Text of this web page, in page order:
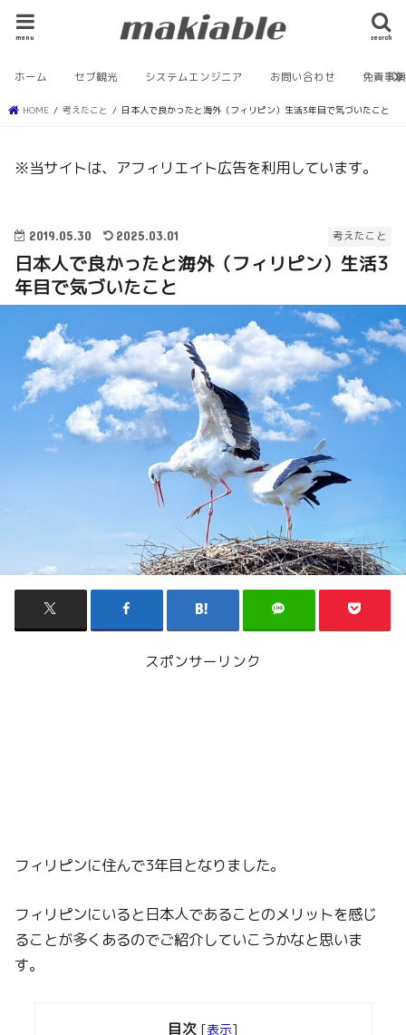
search
menu
ホーム セブ観光 システムエンジニア お問い合わせ 免責事項
HOME 考えたこと 日本人で良かったと海外（フィリピン）生活3年目で気づいたこと
※当サイトは、アフィリエイト広告を利用しています。
考えたこと
2019.05.30 2025.03.01
日本人で良かったと海外（フィリピン）生活3
年目で気づいたこと
スポンサーリンク
フィリピンに住んで3年目となりました。
フィリピンにいると日本人であることのメリットを感じ
ることが多くあるのでご紹介していこうかなと思いま
す。
目次 [表示]